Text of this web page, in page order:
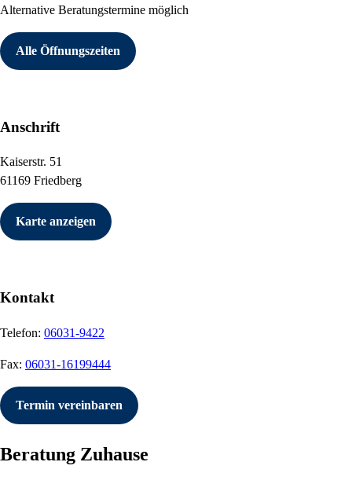
Alternative Beratungstermine möglich
Alle Öffnungszeiten
Anschrift
Kaiserstr. 51
61169 Friedberg
Karte anzeigen
Kontakt
Telefon: 06031-9422
Fax: 06031-16199444
Termin vereinbaren
Beratung Zuhause